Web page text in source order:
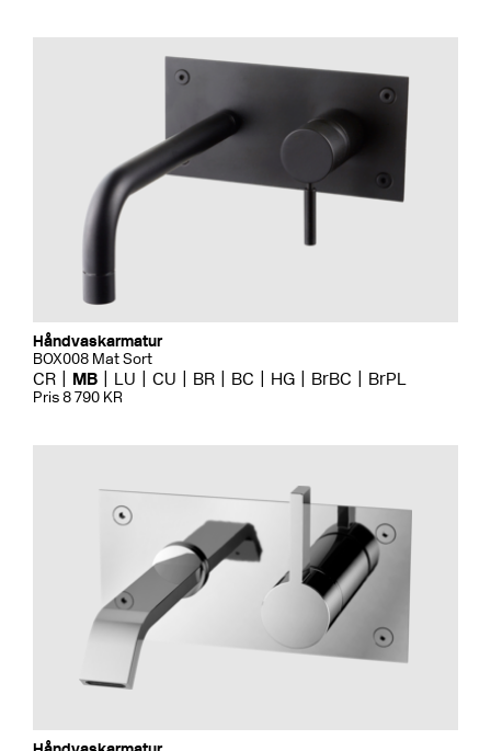
Håndvaskarmatur
BOX008 Mat Sort
CR MB LU CU BR BC HG BrBC BrPL
Pris 8 790 KR